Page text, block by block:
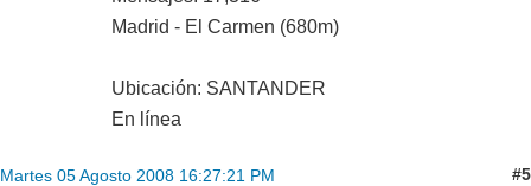
Madrid - El Carmen (680m)
Ubicación: SANTANDER
En línea
Martes 05 Agosto 2008 16:27:21 PM #5